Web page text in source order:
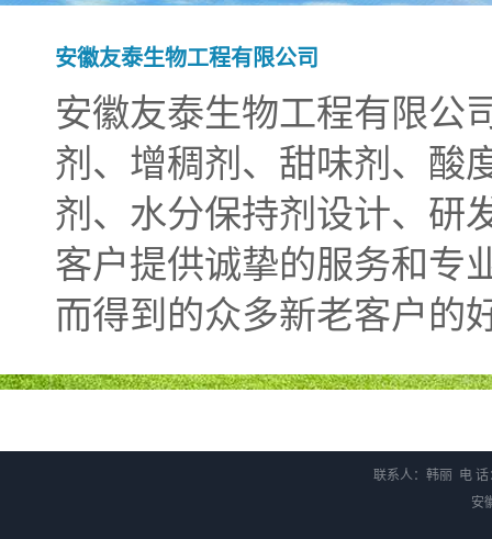
安徽友泰生物工程有限公司
安徽友泰生物工程有限公
剂、增稠剂、甜味剂、酸
剂、水分保持剂设计、研
客户提供诚挚的服务和专
而得到的众多新老客户的
信用、守合同，生产的甜
前进，以多品种经营特
果您对我们的甜味剂、
联系人：韩丽 电 话
安